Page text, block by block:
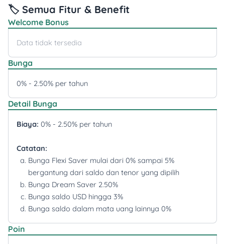
🏷️ Semua Fitur & Benefit
Welcome Bonus
Data tidak tersedia
Bunga
0% - 2.50% per tahun
Detail Bunga
Biaya: 0% - 2.50% per tahun
Catatan:
Bunga Flexi Saver mulai dari 0% sampai 5%
bergantung dari saldo dan tenor yang dipilih
Bunga Dream Saver 2.50%
Bunga saldo USD hingga 3%
Bunga saldo dalam mata uang lainnya 0%
Poin